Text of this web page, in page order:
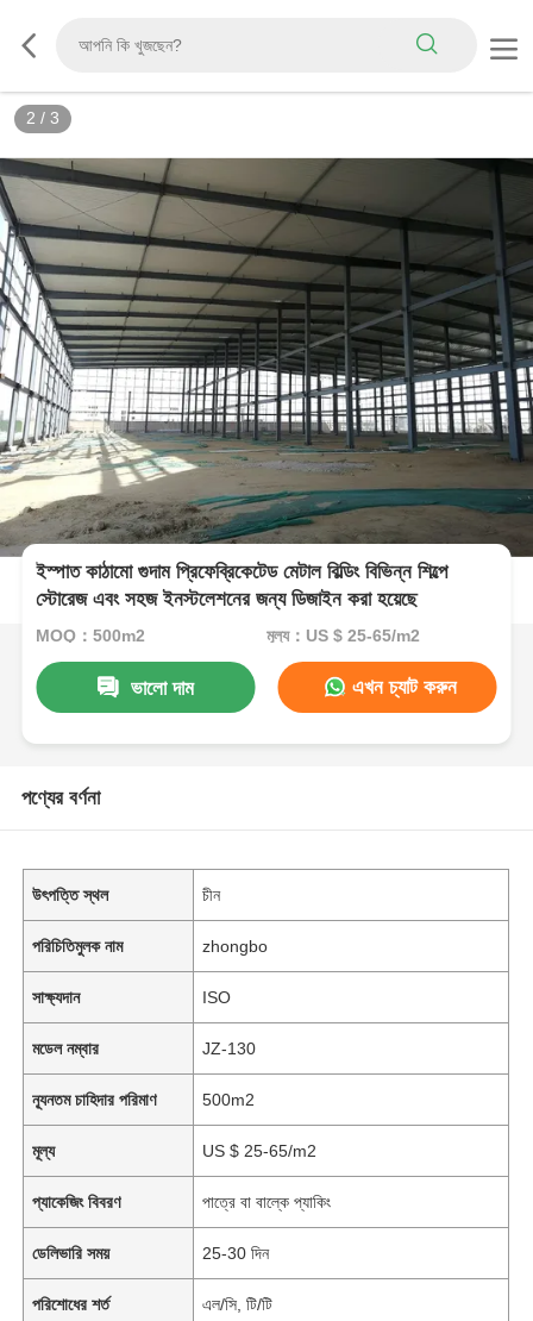
2 / 3
ইস্পাত কাঠামো গুদাম প্রিফেব্রিকেটেড মেটাল বিল্ডিং বিভিন্ন শিল্পে
স্টোরেজ এবং সহজ ইনস্টলেশনের জন্য ডিজাইন করা হয়েছে
MOQ：500m2 মূল্য：US $ 25-65/m2
ভালো দাম এখন চ্যাট করুন
পণ্যের বর্ণনা
উৎপত্তি স্থল চীন
পরিচিতিমুলক নাম zhongbo
সাক্ষ্যদান ISO
মডেল নম্বার JZ-130
ন্যূনতম চাহিদার পরিমাণ 500m2
মূল্য US $ 25-65/m2
প্যাকেজিং বিবরণ পাত্রে বা বাল্কে প্যাকিং
ডেলিভারি সময় 25-30 দিন
পরিশোধের শর্ত এল/সি, টি/টি